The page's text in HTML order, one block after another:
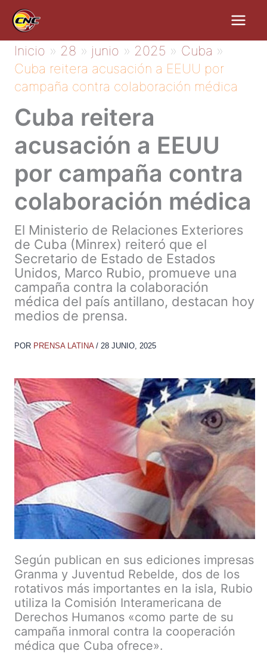
contenido
Inicio 28 junio 2025
Cuba
Cuba reitera acusación a EEUU por
campaña contra colaboración médica
Cuba reitera
acusación a EEUU
por campaña contra
colaboración médica
El Ministerio de Relaciones Exteriores
de Cuba (Minrex) reiteró que el
Secretario de Estado de Estados
Unidos, Marco Rubio, promueve una
campaña contra la colaboración
médica del país antillano, destacan hoy
medios de prensa.
POR PRENSA LATINA / 28 JUNIO, 2025
Según publican en sus ediciones impresas
Granma y Juventud Rebelde, dos de los
rotativos más importantes en la isla, Rubio
utiliza la Comisión Interamericana de
Derechos Humanos «como parte de su
campaña inmoral contra la cooperación
médica que Cuba ofrece».